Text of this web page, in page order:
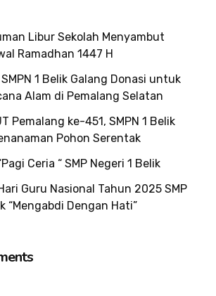
Libur Sekolah Menyambut
Ramadhan 1447 H
1 Belik Galang Donasi untuk
Alam di Pemalang Selatan
Pemalang ke-451, SMPN 1 Belik
Pohon Serentak
Ceria “ SMP Negeri 1 Belik
Guru Nasional Tahun 2025 SMP
“Mengabdi Dengan Hati”